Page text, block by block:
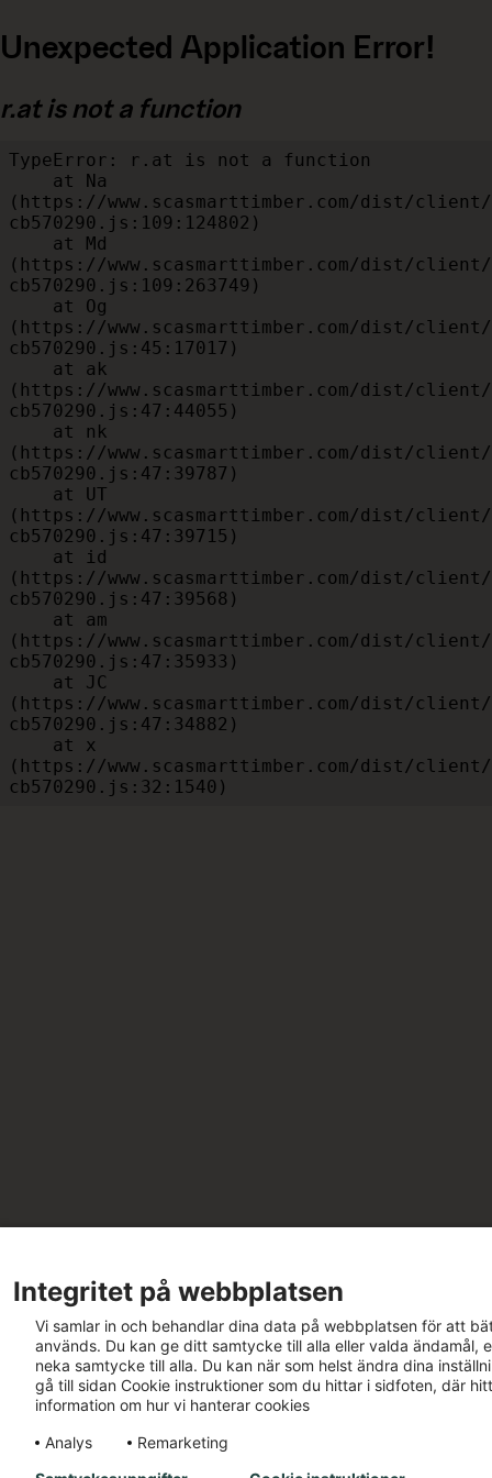
Unexpected Application Error!
r.at is not a function
TypeError: r.at is not a function
(https://www.scasmarttimber.com/dist/
cb570290.js:109:124802)
(https://www.scasmarttimber.com/dist/
cb570290.js:109:263749)
(https://www.scasmarttimber.com/dist/
cb570290.js:45:17017)
(https://www.scasmarttimber.com/dist/
cb570290.js:47:44055)
(https://www.scasmarttimber.com/dist/
cb570290.js:47:39787)
(https://www.scasmarttimber.com/dist/
cb570290.js:47:39715)
(https://www.scasmarttimber.com/dist/
cb570290.js:47:39568)
(https://www.scasmarttimber.com/dist/
cb570290.js:47:35933)
(https://www.scasmarttimber.com/dist/
cb570290.js:47:34882)
(https://www.scasmarttimber.com/dist/
cb570290.js:32:1540)
Integritet på webbplatsen
Vi samlar in och behandlar dina data på webbplatsen för att
används. Du kan ge ditt samtycke till alla eller valda ändamål,
neka samtycke till alla. Du kan när som helst ändra dina
gå till sidan Cookie instruktioner som du hittar i sidfoten, där
information om hur vi hanterar cookies
Analys
Remarketing